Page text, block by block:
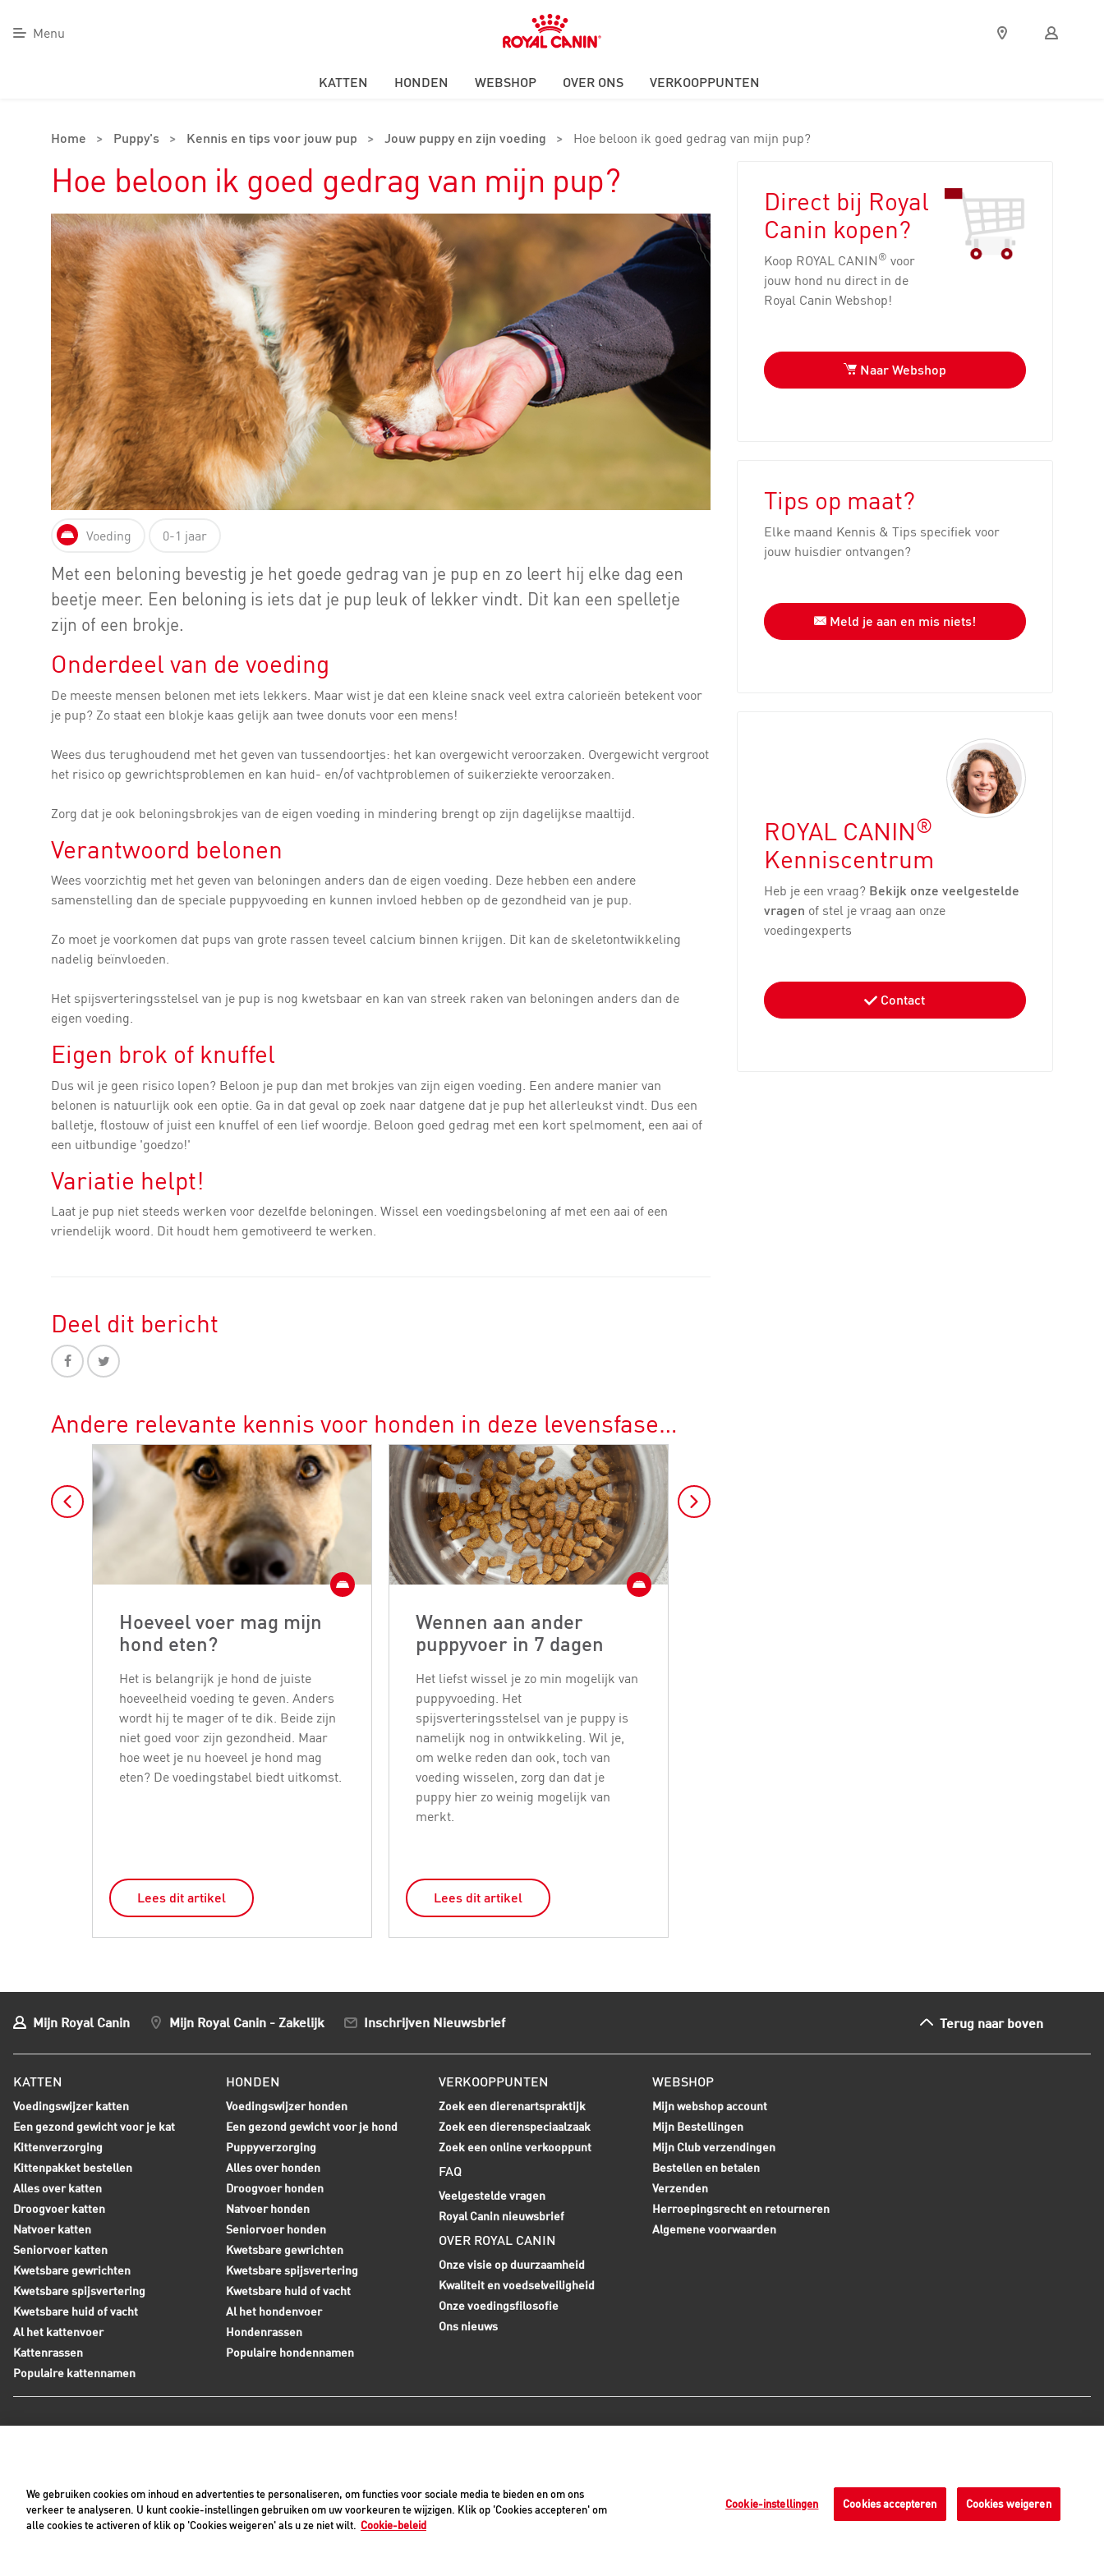
Menu
Royal
Canin
Verkooppunten
Mijn
Royal
KATTEN
HONDEN WEBSHOP OVER ONS VERKOOPPUNTEN
Home > Puppy's > Kennis en tips voor jouw pup > Jouw puppy en zijn voeding > Hoe beloon ik goed gedrag van mijn pup?
Hoe beloon ik goed gedrag van mijn pup?
Voeding 0-1 jaar
Met een beloning bevestig je het goede gedrag van je pup en zo leert hij elke dag een
beetje meer. Een beloning is iets dat je pup leuk of lekker vindt. Dit kan een spelletje
zijn of een brokje.
Onderdeel van de voeding
De meeste mensen belonen met iets lekkers. Maar wist je dat een kleine snack veel extra calorieën betekent voor
je pup? Zo staat een blokje kaas gelijk aan twee donuts voor een mens!
Wees dus terughoudend met het geven van tussendoortjes: het kan overgewicht veroorzaken. Overgewicht vergroot
het risico op gewrichtsproblemen en kan huid- en/of vachtproblemen of suikerziekte veroorzaken.
Zorg dat je ook beloningsbrokjes van de eigen voeding in mindering brengt op zijn dagelijkse maaltijd.
Verantwoord belonen
Wees voorzichtig met het geven van beloningen anders dan de eigen voeding. Deze hebben een andere
samenstelling dan de speciale puppyvoeding en kunnen invloed hebben op de gezondheid van je pup.
Zo moet je voorkomen dat pups van grote rassen teveel calcium binnen krijgen. Dit kan de skeletontwikkeling
nadelig beïnvloeden.
Het spijsverteringsstelsel van je pup is nog kwetsbaar en kan van streek raken van beloningen anders dan de
eigen voeding.
Eigen brok of knuffel
Dus wil je geen risico lopen? Beloon je pup dan met brokjes van zijn eigen voeding. Een andere manier van
belonen is natuurlijk ook een optie. Ga in dat geval op zoek naar datgene dat je pup het allerleukst vindt. Dus een
balletje, flostouw of juist een knuffel of een lief woordje. Beloon goed gedrag met een kort spelmoment, een aai of
een uitbundige 'goedzo!'
Variatie helpt!
Laat je pup niet steeds werken voor dezelfde beloningen. Wissel een voedingsbeloning af met een aai of een
vriendelijk woord. Dit houdt hem gemotiveerd te werken.
Deel dit bericht
Andere relevante kennis voor honden in deze levensfase…
Hoeveel voer mag mijn
hond eten?
Het is belangrijk je hond de juiste
hoeveelheid voeding te geven. Anders
wordt hij te mager of te dik. Beide zijn
niet goed voor zijn gezondheid. Maar
hoe weet je nu hoeveel je hond mag
eten? De voedingstabel biedt uitkomst.
Lees dit artikel
Wennen aan ander
puppyvoer in 7 dagen
Het liefst wissel je zo min mogelijk van
puppyvoeding. Het
spijsverteringsstelsel van je puppy is
namelijk nog in ontwikkeling. Wil je,
om welke reden dan ook, toch van
voeding wisselen, zorg dan dat je
puppy hier zo weinig mogelijk van
merkt.
Lees dit artikel
Direct bij Royal
Canin kopen?
Koop ROYAL CANIN® voor
jouw hond nu direct in de
Royal Canin Webshop!
Naar Webshop
Tips op maat?
Elke maand Kennis & Tips specifiek voor
jouw huisdier ontvangen?
Meld je aan en mis niets!
ROYAL CANIN®
Kenniscentrum
Heb je een vraag? Bekijk onze veelgestelde
vragen of stel je vraag aan onze
voedingexperts
Contact
Mijn Royal Canin Mijn Royal Canin - Zakelijk Inschrijven Nieuwsbrief Terug naar boven
KATTEN
Voedingswijzer katten
Een gezond gewicht voor je kat
Kittenverzorging
Kittenpakket bestellen
Alles over katten
Droogvoer katten
Natvoer katten
Seniorvoer katten
Kwetsbare gewrichten
Kwetsbare spijsvertering
Kwetsbare huid of vacht
Al het kattenvoer
Kattenrassen
Populaire kattennamen
HONDEN
Voedingswijzer honden
Een gezond gewicht voor je hond
Puppyverzorging
Alles over honden
Droogvoer honden
Natvoer honden
Seniorvoer honden
Kwetsbare gewrichten
Kwetsbare spijsvertering
Kwetsbare huid of vacht
Al het hondenvoer
Hondenrassen
Populaire hondennamen
VERKOOPPUNTEN
Zoek een dierenartspraktijk
Zoek een dierenspeciaalzaak
Zoek een online verkooppunt
FAQ
Veelgestelde vragen
Royal Canin nieuwsbrief
OVER ROYAL CANIN
Onze visie op duurzaamheid
Kwaliteit en voedselveiligheid
Onze voedingsfilosofie
Ons nieuws
WEBSHOP
Mijn webshop account
Mijn Bestellingen
Mijn Club verzendingen
Bestellen en betalen
Verzenden
Herroepingsrecht en retourneren
Algemene voorwaarden
+31(0)413-318418 Contact met ons opnemen
We gebruiken cookies om inhoud en advertenties te personaliseren, om functies voor sociale media te bieden en om ons
verkeer te analyseren. U kunt cookie-instellingen gebruiken om uw voorkeuren te wijzigen. Klik op 'Cookies accepteren' om
alle cookies te activeren of klik op 'Cookies weigeren' als u ze niet wilt. Cookie-beleid
Cookie-instellingen Cookies weigeren
Cookies accepteren